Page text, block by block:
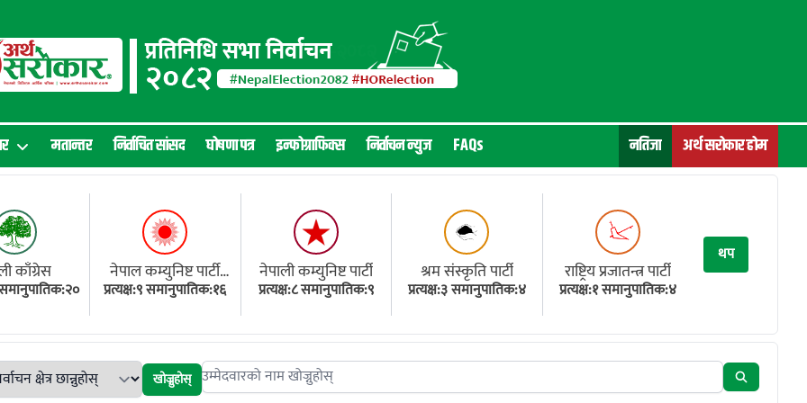
नतिजा अर्थ सरोकार होम
मतान्तर निर्वाचित सांसद घोषणा पत्र इन्फोग्राफिक्स निर्वाचन न्युज FAQs
काँग्रेस
समानुपातिक:२०
नेपाल कम्युनिष्ट पार्टी
(एमाले)
प्रत्यक्ष:९ समानुपातिक:१६
नेपाली कम्युनिष्ट पार्टी
प्रत्यक्ष:८ समानुपातिक:९
श्रम संस्कृति पार्टी
प्रत्यक्ष:३ समानुपातिक:४
राष्ट्रिय प्रजातन्त्र पार्टी
प्रत्यक्ष:१ समानुपातिक:४
थप
खोज्नुहोस् Search candidates